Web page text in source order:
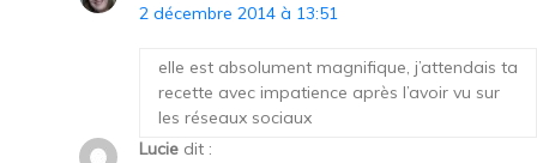
2 décembre 2014 à 13:51
elle est absolument magnifique, j’attendais ta
recette avec impatience après l’avoir vu sur
les réseaux sociaux
Lucie dit :